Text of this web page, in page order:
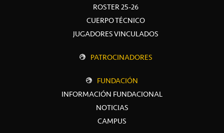
ROSTER 25-26
CUERPO TÉCNICO
JUGADORES VINCULADOS
PATROCINADORES
FUNDACIÓN
INFORMACIÓN FUNDACIONAL
NOTICIAS
CAMPUS